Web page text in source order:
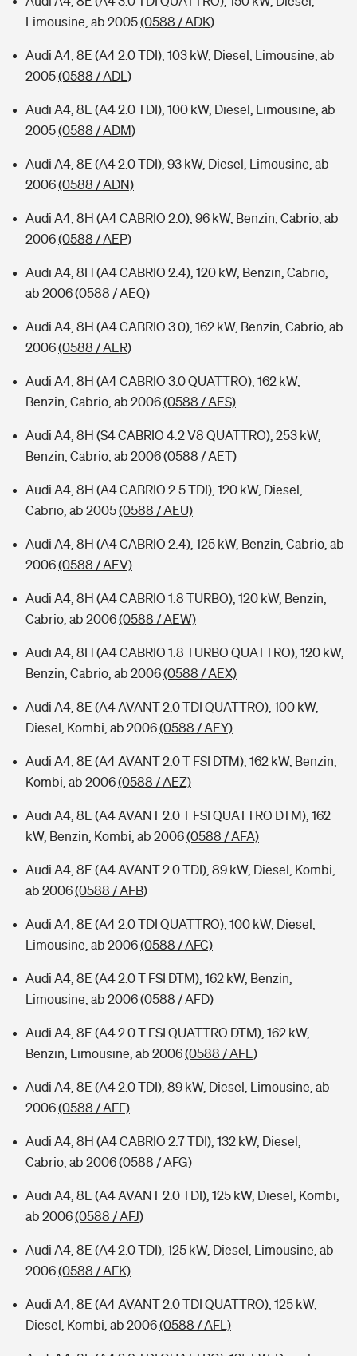
Limousine, ab 2005(0588 / ADK)
Audi A4, 8E (A4 2.0 TDI), 103 kW, Diesel, Limousine, ab
2005(0588 / ADL)
Audi A4, 8E (A4 2.0 TDI), 100 kW, Diesel, Limousine, ab
2005(0588 / ADM)
Audi A4, 8E (A4 2.0 TDI), 93 kW, Diesel, Limousine, ab
2006(0588 / ADN)
Audi A4, 8H (A4 CABRIO 2.0), 96 kW, Benzin, Cabrio, ab
2006(0588 / AEP)
Audi A4, 8H (A4 CABRIO 2.4), 120 kW, Benzin, Cabrio,
ab 2006(0588 / AEQ)
Audi A4, 8H (A4 CABRIO 3.0), 162 kW, Benzin, Cabrio, ab
2006(0588 / AER)
Audi A4, 8H (A4 CABRIO 3.0 QUATTRO), 162 kW,
Benzin, Cabrio, ab 2006(0588 / AES)
Audi A4, 8H (S4 CABRIO 4.2 V8 QUATTRO), 253 kW,
Benzin, Cabrio, ab 2006(0588 / AET)
Audi A4, 8H (A4 CABRIO 2.5 TDI), 120 kW, Diesel,
Cabrio, ab 2005(0588 / AEU)
Audi A4, 8H (A4 CABRIO 2.4), 125 kW, Benzin, Cabrio, ab
2006(0588 / AEV)
Audi A4, 8H (A4 CABRIO 1.8 TURBO), 120 kW, Benzin,
Cabrio, ab 2006(0588 / AEW)
Audi A4, 8H (A4 CABRIO 1.8 TURBO QUATTRO), 120 kW,
Benzin, Cabrio, ab 2006(0588 / AEX)
Audi A4, 8E (A4 AVANT 2.0 TDI QUATTRO), 100 kW,
Diesel, Kombi, ab 2006(0588 / AEY)
Audi A4, 8E (A4 AVANT 2.0 T FSI DTM), 162 kW, Benzin,
Kombi, ab 2006(0588 / AEZ)
Audi A4, 8E (A4 AVANT 2.0 T FSI QUATTRO DTM), 162
kW, Benzin, Kombi, ab 2006(0588 / AFA)
Audi A4, 8E (A4 AVANT 2.0 TDI), 89 kW, Diesel, Kombi,
ab 2006(0588 / AFB)
Audi A4, 8E (A4 2.0 TDI QUATTRO), 100 kW, Diesel,
Limousine, ab 2006(0588 / AFC)
Audi A4, 8E (A4 2.0 T FSI DTM), 162 kW, Benzin,
Limousine, ab 2006(0588 / AFD)
Audi A4, 8E (A4 2.0 T FSI QUATTRO DTM), 162 kW,
Benzin, Limousine, ab 2006(0588 / AFE)
Audi A4, 8E (A4 2.0 TDI), 89 kW, Diesel, Limousine, ab
2006(0588 / AFF)
Audi A4, 8H (A4 CABRIO 2.7 TDI), 132 kW, Diesel,
Cabrio, ab 2006(0588 / AFG)
Audi A4, 8E (A4 AVANT 2.0 TDI), 125 kW, Diesel, Kombi,
ab 2006(0588 / AFJ)
Audi A4, 8E (A4 2.0 TDI), 125 kW, Diesel, Limousine, ab
2006(0588 / AFK)
Audi A4, 8E (A4 AVANT 2.0 TDI QUATTRO), 125 kW,
Diesel, Kombi, ab 2006(0588 / AFL)